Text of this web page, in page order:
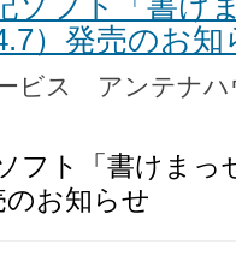
）発売のお知
ービス アンテナ
フト「書けまっ
お知らせ